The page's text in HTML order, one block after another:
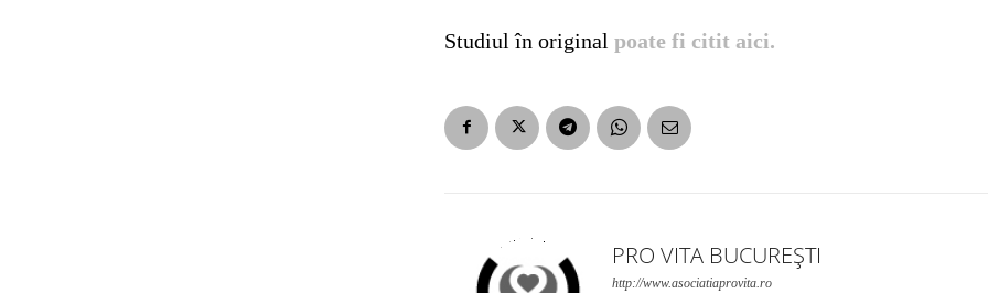
Studiul în originalpoate fi citit aici.
PRO VITA BUCUREȘTI
http://www.asociatiaprovita.ro